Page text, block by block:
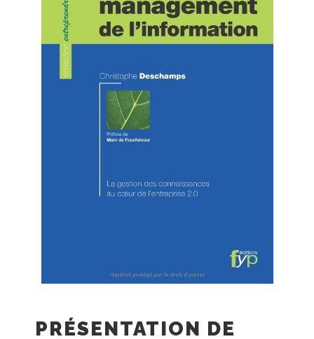
PRÉSENTATION DE